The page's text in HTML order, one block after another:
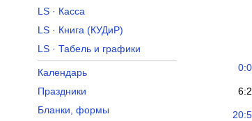
LS · Касса
LS · Книга (КУДиР)
LS · Табель и графики
Календарь
Праздники
Бланки, формы